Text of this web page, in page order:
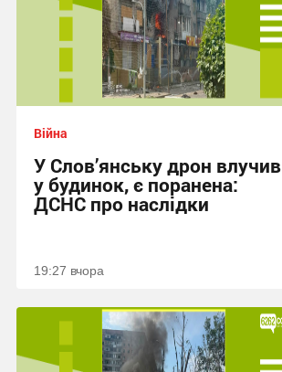
Війна
У Слов’янську дрон влучив
у будинок, є поранена:
ДСНС про наслідки
19:27 вчора